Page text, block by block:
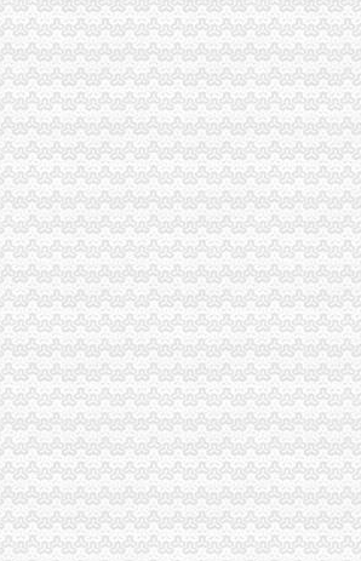
资质代理、咨询
照,宣武公司注册,宣武广外代理注册公
有限公司,江夏区代账公司,注册公司执照
他-秦岛赶集网
安58同城
注册公司_雄安工商注册_雄安代办执照-雄安新
代理记账公司_成都营业执照代办机构_成都工
册公司深圳代办营业执照多少钱】-宝安宝安
代办营业执照工商代理记账-利丰财务
照税务登记_晋中榆次区工商注册_晋中去
工商执照代办,代办工商营业执照-武汉公司
注册|代办营业执照|代办注册|海淀注册公司
商代理注册公司_春天北京代办营业执照
业执照
/贵税务登记代理
营业执照_广州代办公】-广州工商注册广州
理工商营业执照【今日推荐网-南昌工商/税务/
代办_工商代理知名代理】-武昌积玉桥易登网
执照
限公司_连云港代理工商注册、代办营业执照
税、代办工商执照】-代理记帐-永州赶集网
办企业店铺代理记账】-深圳坪山新区易登网